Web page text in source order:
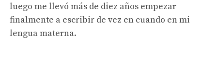
luego me llevó más de diez años empezar
finalmente a escribir de vez en cuando en mi
lengua materna.